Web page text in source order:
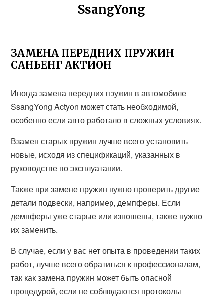
SsangYong
ЗАМЕНА ПЕРЕДНИХ ПРУЖИН
САНЬЕНГ АКТИОН
Иногда замена передних пружин в автомобиле
SsangYong Actyon может стать необходимой,
особенно если авто работало в сложных условиях.
Взамен старых пружин лучше всего установить
новые, исходя из спецификаций, указанных в
руководстве по эксплуатации.
Также при замене пружин нужно проверить другие
детали подвески, например, демпферы. Если
демпферы уже старые или изношены, также нужно
их заменить.
В случае, если у вас нет опыта в проведении таких
работ, лучше всего обратиться к профессионалам,
так как замена пружин может быть опасной
процедурой, если не соблюдаются протоколы